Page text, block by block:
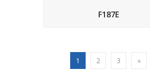
F187E
1 2 3 »